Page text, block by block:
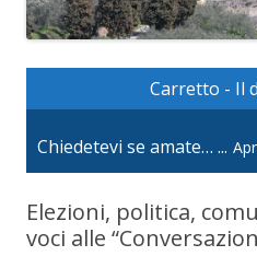
Carretto - Il
Chiedetevi se amate… ...
Elezioni, politica,
voci alle